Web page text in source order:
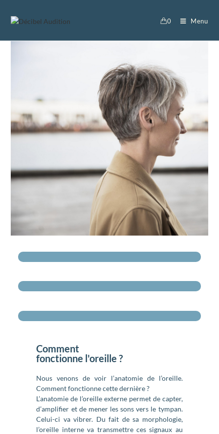
0 Menu
Comment
fonctionne l'oreille ?
Nous venons de voir l’anatomie de l’oreille.
Comment fonctionne cette dernière ?
L’anatomie de l’oreille externe permet de capter,
d’amplifier et de mener les sons vers le tympan.
Celui-ci va vibrer. Du fait de sa morphologie,
l’oreille interne va transmettre ces signaux au